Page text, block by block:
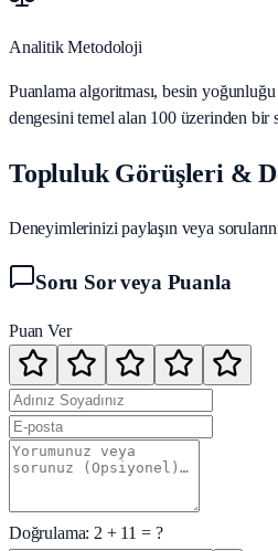
Analitik Metodoloji
Puanlama algoritması, besin
dengesini temel alan 100 üzerinden bir
Topluluk Görüşleri &
Deneyimlerinizi paylaşın veya
Soru Sor veya Puanla
Puan Ver
Doğrulama:2+ 11 = ?